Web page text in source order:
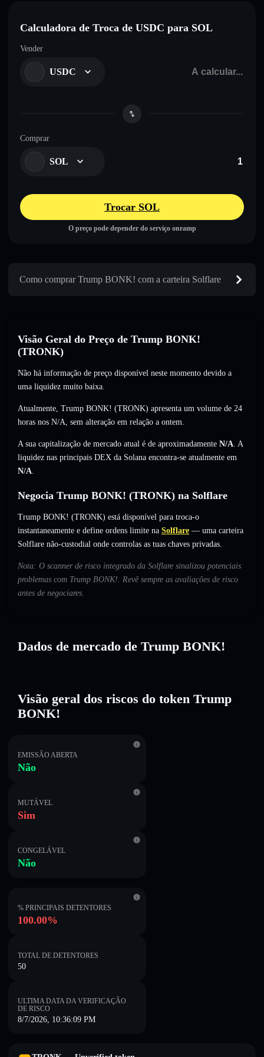
Calculadora de Troca de USDC para SOL
Vender
USDC
Comprar
SOL
Trocar SOL
O preço pode depender do serviço onramp
Como comprar Trump BONK! com a carteira Solflare
Visão Geral do Preço de Trump BONK!
(TRONK)
Não há informação de preço disponível neste momento devido a
uma liquidez muito baixa.
Atualmente, Trump BONK! (TRONK) apresenta um volume de 24
horas nos N/A, sem alteração em relação a ontem.
A sua capitalização de mercado atual é de aproximadamente N/A. A
liquidez nas principais DEX da Solana encontra-se atualmente em
N/A.
Negocia Trump BONK! (TRONK) na Solflare
Trump BONK! (TRONK) está disponível para troca-o
instantaneamente e define ordens limite na Solflare — uma carteira
Solflare não-custodial onde controlas as tuas chaves privadas.
Nota: O scanner de risco integrado da Solflare sinalizou potenciais
problemas com Trump BONK!. Revê sempre as avaliações de risco
antes de negociares.
Dados de mercado de Trump BONK!
Visão geral dos riscos do token Trump
BONK!
EMISSÃO ABERTA
Não
MUTÁVEL
Sim
CONGELÁVEL
Não
% PRINCIPAIS DETENTORES
100.00%
TOTAL DE DETENTORES
50
ULTIMA DATA DA VERIFICAÇÃO
DE RISCO
8/7/2026, 10:36:09 PM